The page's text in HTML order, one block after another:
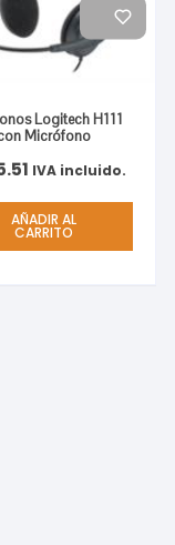
Logitech H111
Micrófono
IVA incluido.
AÑADIR AL
CARRITO